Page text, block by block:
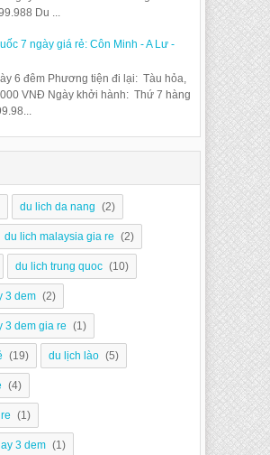
Du ...
7 ngày giá rẻ: Côn Minh - A Lư -
6 đêm Phương tiện đi lại: Tàu hỏa,
VNĐ Ngày khởi hành: Thứ 7 hàng
du lich da nang (2)
du lich malaysia gia re (2)
du lich trung quoc (10)
3 dem (2)
3 dem gia re (1)
(19) du lịch lào (5)
(4)
(1)
3 dem (1)